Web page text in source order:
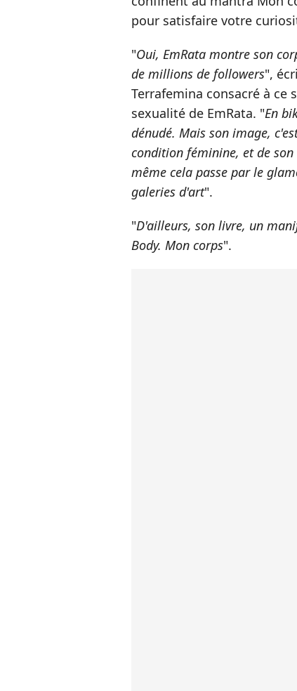
pour satisfaire votre
"Oui, EmRata montre son
de millions de followers",
Terrafemina consacré à ce
sexualité de EmRata. "En
dénudé. Mais son image,
condition féminine, et de
même cela passe par le
galeries d'art".
"D'ailleurs, son livre, un
Body. Mon corps".